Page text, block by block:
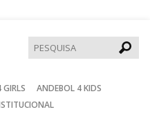
ANDEBOL 4 KIDS